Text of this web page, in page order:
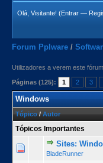
Olá, Visitante! (Entrar —
Forum Pplware /
Utilizadores a verem este
Páginas (125): 1 2 3
Windows
Tópico/Autor
Tópicos Importantes
Sites:
BladeRunner
3